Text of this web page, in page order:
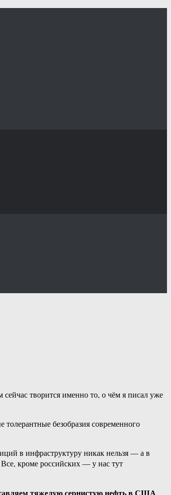
творится именно то, о чём я писал уже
безобразия современного
в инфраструктуру никак нельзя — а в
кроме российских — у нас тут